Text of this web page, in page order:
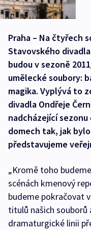
Praha – Na čtyřech
Stavovského
budou v sezoně
umělecké soubory:
magika. Vyplývá to
divadla Ondřeje
nadcházející
domech tak, jak
představujeme
„Kromě toho
scénách kmenový
budeme pokračovat
titulů našich
dramaturgické linii